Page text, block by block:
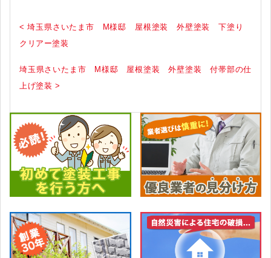
< 埼玉県さいたま市 M様邸 屋根塗装 外壁塗装 下塗り
クリアー塗装
埼玉県さいたま市 M様邸 屋根塗装 外壁塗装 付帯部の仕
上げ塗装 >